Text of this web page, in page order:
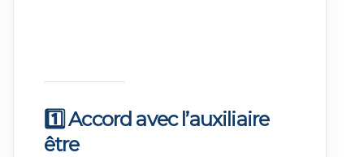
1️⃣ Accord avec l’auxiliaire
être